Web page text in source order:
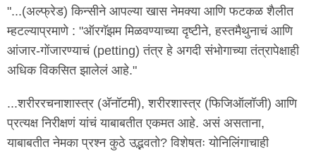
"...(अल्फ्रेड) किन्सीने आपल्या खास नेमक्या आणि फटकळ शैलीत
म्हटल्याप्रमाणे : "ऑरगॅझम मिळवण्याच्या दृष्टीने, हस्तमैथुनाचं आणि
आंजार-गोंजारण्याचं (petting) तंत्र हे अगदी संभोगाच्या तंत्रापेक्षाही
अधिक विकसित झालेलं आहे."
...शरीररचनाशास्त्र (अ‍ॅनॉटमी), शरीरशास्त्र (फिजिऑलॉजी) आणि
प्रत्यक्ष निरीक्षणं यांचं याबाबतीत एकमत आहे. असं असताना,
याबाबतीत नेमका प्रश्न कुठे उद्भवतो? विशेषतः योनिलिंगाचाही